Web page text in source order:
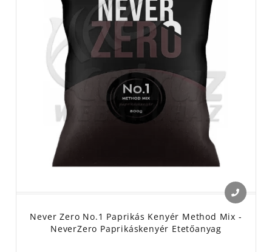
Never Zero No.1 Paprikás Kenyér Method Mix -
NeverZero Paprikáskenyér Etetőanyag